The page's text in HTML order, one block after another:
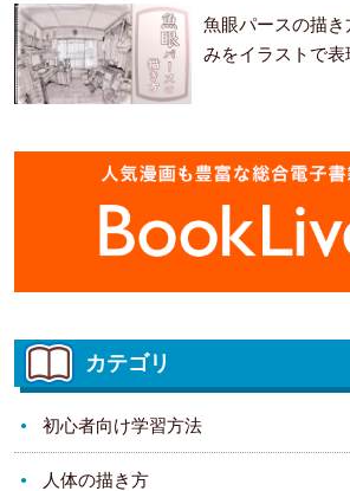
魚眼パースの描
みをイラストで表
カテゴリ
初心者向け学習方法
人体の描き方